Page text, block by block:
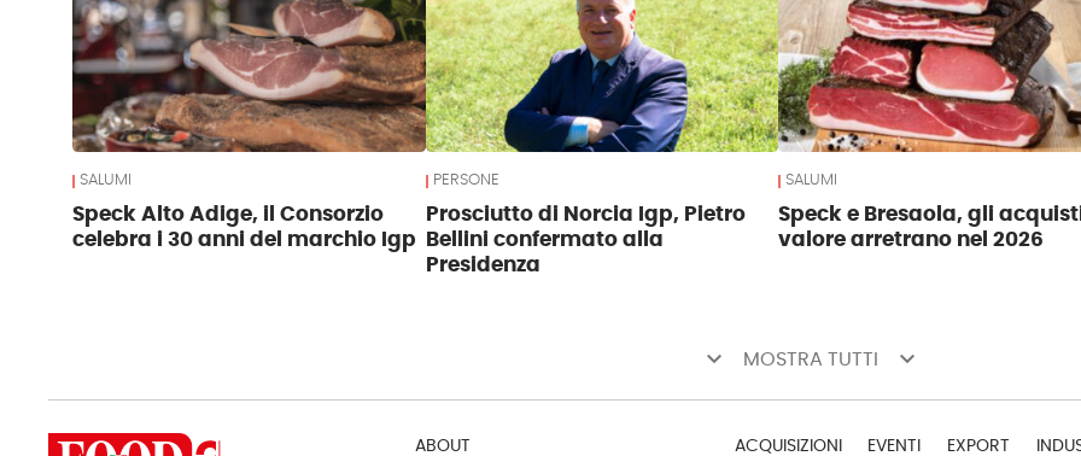
SALUMI
Speck Alto Adige, il Consorzio
celebra i 30 anni del marchio Igp
PERSONE
Prosciutto di Norcia Igp, Pietro
Bellini confermato alla
Presidenza
SALUMI
Speck e Bresaola, gli
valore arretrano nel 2026
keyboard_arrow_down MOSTRA TUTTI keyboard_arrow_down
ABOUT ACQUISIZIONI EVENTI EXPORT